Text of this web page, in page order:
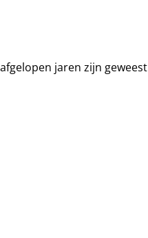
jaren zijn geweest